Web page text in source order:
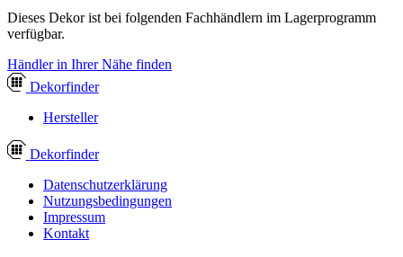
Dieses Dekor ist bei folgenden Fachhändlern im Lagerprogramm
verfügbar.
Händler in Ihrer Nähe finden
Dekorfinder
Hersteller
Dekorfinder
Datenschutzerklärung
Nutzungsbedingungen
Impressum
Kontakt